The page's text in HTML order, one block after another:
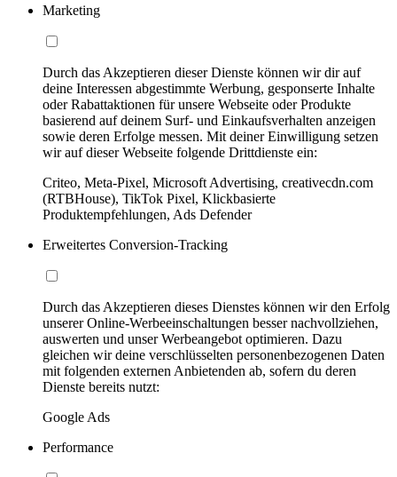
Marketing
Durch das Akzeptieren dieser Dienste können wir dir auf
deine Interessen abgestimmte Werbung, gesponserte Inhalte
oder Rabattaktionen für unsere Webseite oder Produkte
basierend auf deinem Surf- und Einkaufsverhalten anzeigen
sowie deren Erfolge messen. Mit deiner Einwilligung setzen
wir auf dieser Webseite folgende Drittdienste ein:
Criteo, Meta-Pixel, Microsoft Advertising, creativecdn.com
(RTBHouse), TikTok Pixel, Klickbasierte
Produktempfehlungen, Ads Defender
Erweitertes Conversion-Tracking
Durch das Akzeptieren dieses Dienstes können wir den Erfolg
unserer Online-Werbeeinschaltungen besser nachvollziehen,
auswerten und unser Werbeangebot optimieren. Dazu
gleichen wir deine verschlüsselten personenbezogenen Daten
mit folgenden externen Anbietenden ab, sofern du deren
Dienste bereits nutzt:
Google Ads
Performance